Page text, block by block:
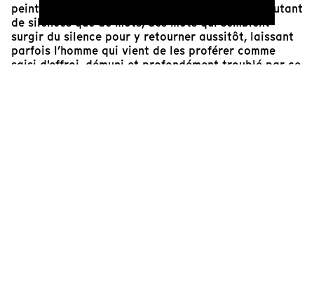
peintre Bram van Velde. Cette parole est faite autant
de silences que de mots, des mots qui semblent
surgir du silence pour y retourner aussitôt, laissant
parfois l’homme qui vient de les proférer comme
saisi d'effroi, démuni et profondément troublé par ce